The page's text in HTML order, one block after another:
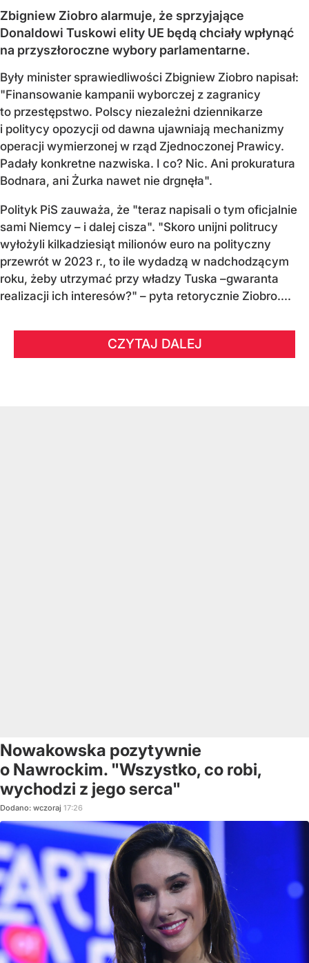
Zbigniew Ziobro alarmuje, że sprzyjające
Donaldowi Tuskowi elity UE będą chciały wpłynąć
na przyszłoroczne wybory parlamentarne.
Były minister sprawiedliwości Zbigniew Ziobro napisał:
"Finansowanie kampanii wyborczej z zagranicy
to przestępstwo. Polscy niezależni dziennikarze
i politycy opozycji od dawna ujawniają mechanizmy
operacji wymierzonej w rząd Zjednoczonej Prawicy.
Padały konkretne nazwiska. I co? Nic. Ani prokuratura
Bodnara, ani Żurka nawet nie drgnęła".
Polityk PiS zauważa, że "teraz napisali o tym oficjalnie
sami Niemcy – i dalej cisza". "Skoro unijni politrucy
wyłożyli kilkadziesiąt milionów euro na polityczny
przewrót w 2023 r., to ile wydadzą w nadchodzącym
roku, żeby utrzymać przy władzy Tuska –gwaranta
realizacji ich interesów?" – pyta retorycznie Ziobro....
CZYTAJ DALEJ
Nowakowska pozytywnie
o Nawrockim. "Wszystko, co robi,
wychodzi z jego serca"
Dodano: wczoraj 17:26